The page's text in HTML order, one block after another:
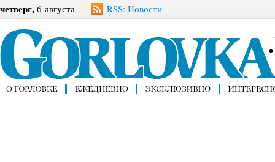
четверг, 6 августа RSS: Новости